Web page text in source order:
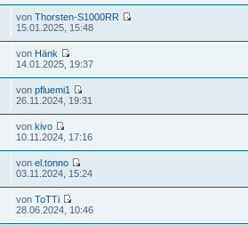
vonThorsten-S1000RR
15.01.2025, 15:48
von Hänk
14.01.2025, 19:37
vonpfluemi1
26.11.2024, 19:31
vonkivo
10.11.2024, 17:16
vonel.tonno
03.11.2024, 15:24
vonToTTi
28.06.2024, 10:46